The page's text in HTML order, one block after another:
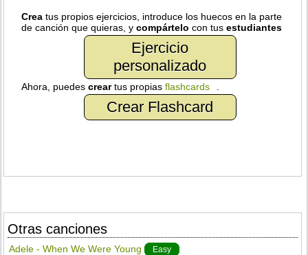
Crea tus propios ejercicios, introduce los huecos en la parte
de canción que quieras, ycompártelo con tusestudiantes
Ejercicio
personalizado
Ahora, puedescreartus propiasflashcards
Crear Flashcard
Otras canciones
Adele - When We Were Young Easy